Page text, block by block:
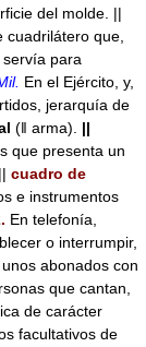
del molde. ||
que,
para
En el Ejército, y,
jerarquía de
(ǁ arma). ||
que presenta un
cuadro de
e instrumentos
En telefonía,
o interrumpir,
abonados con
que cantan,
de carácter
facultativos de